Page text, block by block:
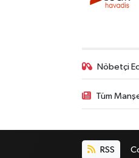
Nöbetçi
Tüm
RSS